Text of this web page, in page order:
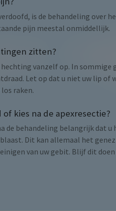
is de behandeling over
pijn meestal onmiddellijk.
zitten?
vanzelf op. In sommige
Let op dat u niet uw lip
raken.
kies na de apexresectie?
de behandeling belangrijk dat
Dit kan allemaal het
van uw gebit. Blijf dit